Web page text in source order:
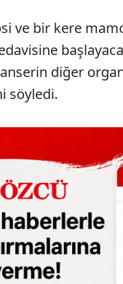
ve bir kere
diğer
söyledi.